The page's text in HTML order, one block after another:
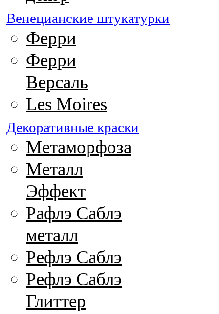
Венецианские штукатурки
Ферри
Ферри
Версаль
Les Moires
Декоративные краски
Метаморфоза
Металл
Эффект
Рафлэ Саблэ
металл
Рефлэ Саблэ
Рефлэ Саблэ
Глиттер